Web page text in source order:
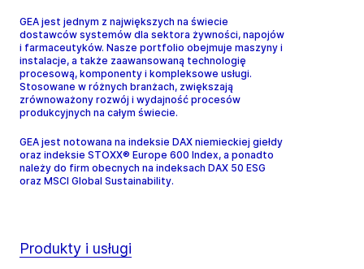
GEA jest jednym z największych na świecie
dostawców systemów dla sektora żywności, napojów
i farmaceutyków. Nasze portfolio obejmuje maszyny i
instalacje, a także zaawansowaną technologię
procesową, komponenty i kompleksowe usługi.
Stosowane w różnych branżach, zwiększają
zrównoważony rozwój i wydajność procesów
produkcyjnych na całym świecie.
GEA jest notowana na indeksie DAX niemieckiej giełdy
oraz indeksie STOXX® Europe 600 Index, a ponadto
należy do firm obecnych na indeksach DAX 50 ESG
oraz MSCI Global Sustainability.
Produkty i usługi